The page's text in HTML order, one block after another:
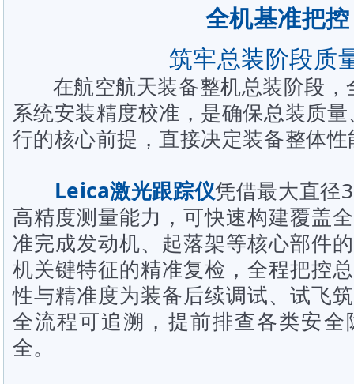
全机基准把
筑牢总装阶段质
在航空航天装备整机总装阶段
系统安装精度校准，是确保总装质
行的核心前提，直接决定装备整体性
Leica激光跟踪仪凭借最大直径
高精度测量能力，可快速构建覆盖
准完成发动机、起落架等核心部件
机关键特征的精准复检，全程把控
性与精准度为装备后续调试、试飞
全流程可追溯，提前排查各类安
全。